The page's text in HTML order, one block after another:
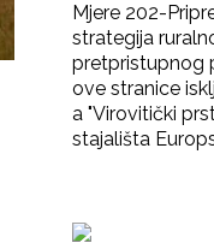
Mjere 202-
strategija
pretpristupnog
ove stranice
a "Virovitički
stajališta